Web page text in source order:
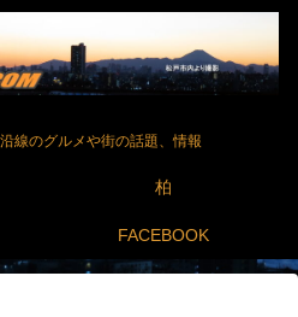
線のグルメや街の話題、情報
柏
FACEBOOK